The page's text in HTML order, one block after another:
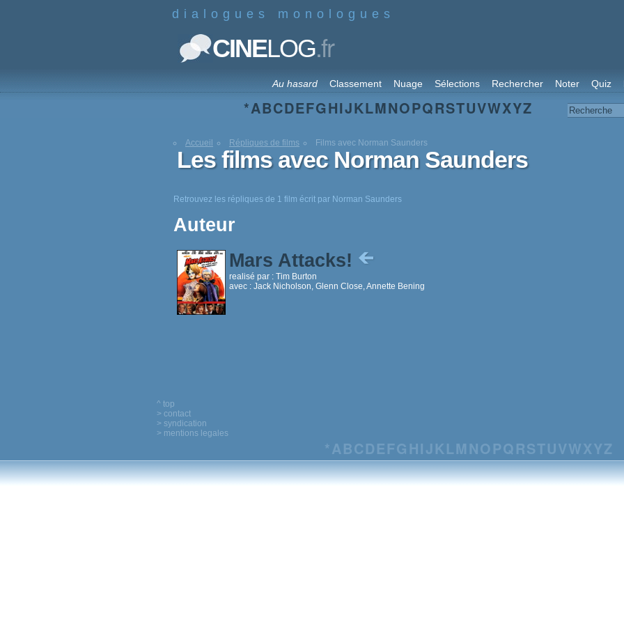
dialogues monologues
CINELOG.fr
Au hasard Classement Nuage Sélections Rechercher Noter Quiz
*ABCDEFGHIJKLMNOPQRSTUVWXYZ
Accueil Répliques de films Films avec Norman Saunders
Les films avec Norman Saunders
Retrouvez les répliques de 1 film écrit par Norman Saunders
Auteur
Mars Attacks!
realisé par : Tim Burton
avec : Jack Nicholson, Glenn Close, Annette Bening
^ top
> contact
> syndication
> mentions legales
*ABCDEFG HIJ KLM NO PQRSTUVWXYZ